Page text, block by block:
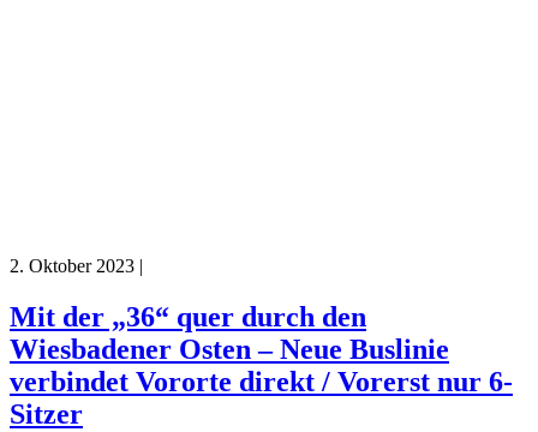
2. Oktober 2023 |
Mit der „36“ quer durch den
Wiesbadener Osten – Neue Buslinie
verbindet Vororte direkt / Vorerst nur 6-
Sitzer